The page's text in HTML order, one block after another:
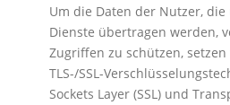
Um die Daten der Nutzer,
Dienste übertragen werden,
Zugriffen zu schützen,
TLS-/SSL-
Sockets Layer (SSL) und